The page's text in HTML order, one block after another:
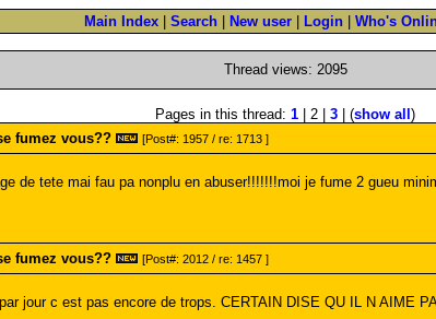
Main Index Search New user Login Who's
Thread views: 2095
Pages in this thread: 1 | 2 | 3 | (show all )
fumez vous?? [Post#: 1957 / re: 1713 ]
de tete mai fau pa nonplu en abuser!!!!!!!moi je fume 2 gueu
fumez vous?? [Post#: 2012 / re: 1457 ]
jour c est pas encore de trops. CERTAIN DISE QU IL N AIME